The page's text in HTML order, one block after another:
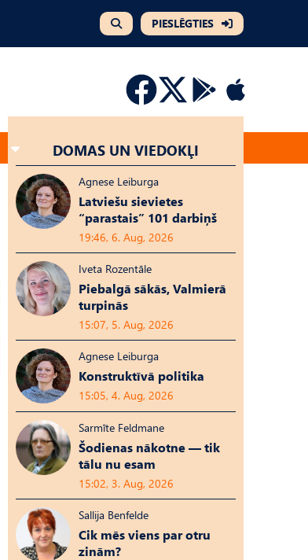
PIESLĒGTIES
DOMAS UN VIEDOKĻI
Agnese Leiburga
Latviešu sievietes
“parastais” 101 darbiņš
19:46, 6. Aug, 2026
Iveta Rozentāle
Piebalgā sākās, Valmierā
turpinās
15:07, 5. Aug, 2026
Agnese Leiburga
Konstruktīvā politika
15:05, 4. Aug, 2026
Sarmīte Feldmane
Šodienas nākotne — tik
tālu nu esam
15:02, 3. Aug, 2026
Sallija Benfelde
Cik mēs viens par otru
zinām?